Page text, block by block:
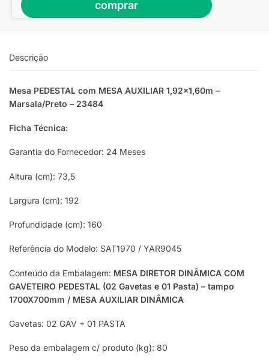
comprar
Descrição
Mesa PEDESTAL com MESA AUXILIAR 1,92×1,60m –
Marsala/Preto – 23484
Ficha Técnica:
Garantia do Fornecedor: 24 Meses
Altura (cm): 73,5
Largura (cm): 192
Profundidade (cm): 160
Referência do Modelo: SAT1970 / YAR9045
Conteúdo da Embalagem: MESA DIRETOR DINÂMICA COM
GAVETEIRO PEDESTAL (02 Gavetas e 01 Pasta) – tampo
1700X700mm / MESA AUXILIAR DINÂMICA
Gavetas: 02 GAV + 01 PASTA
Peso da embalagem c/ produto (kg): 80